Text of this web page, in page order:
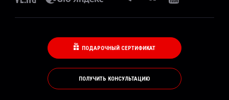
ПОДАРОЧНЫЙ СЕРТИФИКАТ
ПОЛУЧИТЬ КОНСУЛЬТАЦИЮ